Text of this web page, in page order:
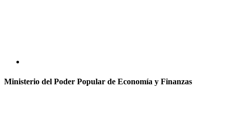
Ministerio del Poder Popular de Economía y Finanzas